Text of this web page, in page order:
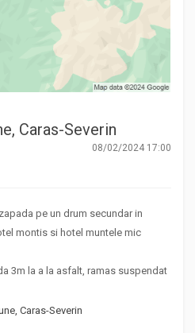
Caras-Severin
08/02/2024 17:00
pe un drum secundar in
montis si hotel muntele mic
3m la a la asfalt, ramas suspendat
Caras-Severin